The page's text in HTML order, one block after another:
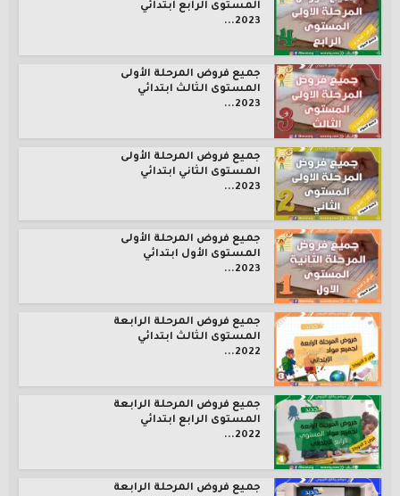
المستوى الرابع ابتدائي
2023...
جميع فروض المرحلة الأولى
المستوى الثالث ابتدائي
2023...
جميع فروض المرحلة الأولى
المستوى الثاني ابتدائي
2023...
جميع فروض المرحلة الأولى
المستوى الأول ابتدائي
2023...
جميع فروض المرحلة الرابعة
المستوى الثالث ابتدائي
2022...
جميع فروض المرحلة الرابعة
المستوى الرابع ابتدائي
2022...
جميع فروض المرحلة الرابعة